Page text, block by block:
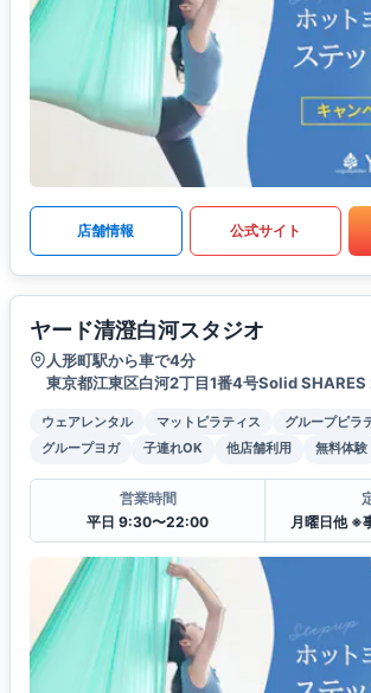
店舗情報 公式サイト
ヤード清澄白河スタジオ
人形町駅から車で4分
東京都江東区白河2丁目1番4号Solid
ウェアレンタル マットピラティス グループピラ
グループヨガ
子連れOK 他店舗利用 無料体験
営業時間
平日 9:30〜22:00
月曜日他 ※